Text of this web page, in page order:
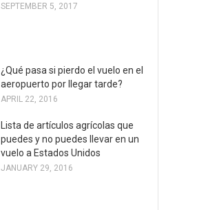
SEPTEMBER 5, 2017
¿Qué pasa si pierdo el vuelo en el
aeropuerto por llegar tarde?
APRIL 22, 2016
Lista de artículos agrícolas que
puedes y no puedes llevar en un
vuelo a Estados Unidos
JANUARY 29, 2016